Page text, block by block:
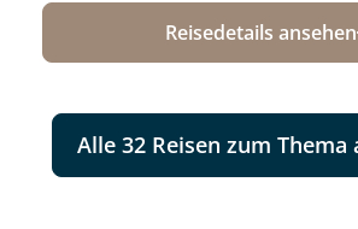
Reisedetails ansehen
Alle 32 Reisen zum Thema